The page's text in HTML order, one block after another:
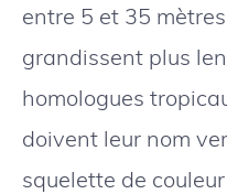
entre 5 et 35
grandissent plus
homologues
doivent leur nom
squelette de